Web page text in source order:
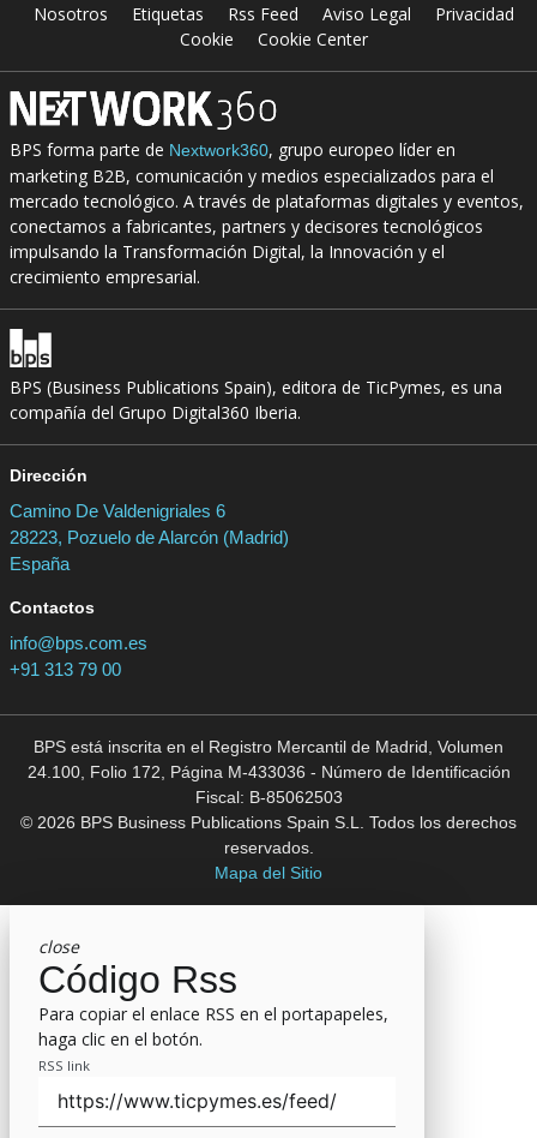
Nosotros Etiquetas Rss Feed Aviso Legal
Privacidad
Cookie
Cookie Center
BPS forma parte de Nextwork360, grupo europeo líder en
marketing B2B, comunicación y medios especializados para el
mercado tecnológico. A través de plataformas digitales y eventos,
conectamos a fabricantes, partners y decisores tecnológicos
impulsando la Transformación Digital, la Innovación y el
crecimiento empresarial.
BPS (Business Publications Spain), editora de TicPymes, es una
compañía del Grupo Digital360 Iberia.
Dirección
Camino De Valdenigriales 6
28223, Pozuelo de Alarcón (Madrid)
España
Contactos
info@bps.com.es
+91 313 79 00
BPS está inscrita en el Registro Mercantil de Madrid, Volumen
24.100, Folio 172, Página M-433036 - Número de Identificación
Fiscal: B-85062503
© 2026 BPS Business Publications Spain S.L. Todos los derechos
reservados.
Mapa del Sitio
close
Código Rss
Para copiar el enlace RSS en el portapapeles,
haga clic en el botón.
RSS link